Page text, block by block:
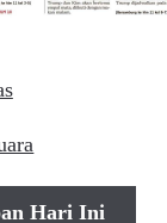
Hari Ini